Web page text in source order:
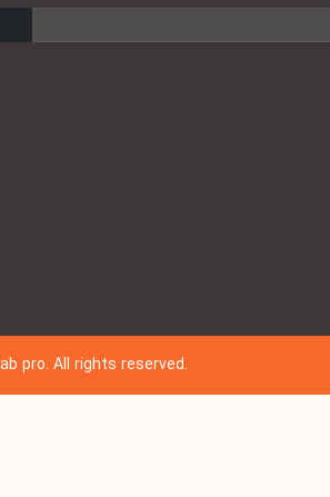
pro. All rights reserved.